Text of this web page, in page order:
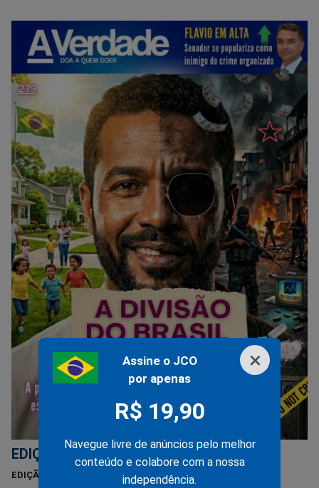
×
Assine o JCO
por apenas
R$ 19,90
Navegue livre de anúncios pelo melhor
conteúdo e colabore com a nossa
independência.
EDIÇÃO 279
EDIÇÃO 279 - JUNHO DE 2026